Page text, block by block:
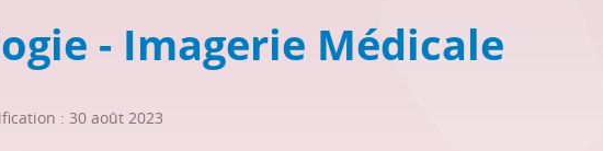
- Imagerie Médicale
: 30 août 2023